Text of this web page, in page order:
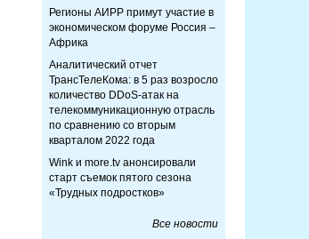
Регионы АИРР примут участие в
экономическом форуме Россия –
Африка
Аналитический отчет
ТрансТелеКома: в 5 раз возросло
количество DDoS-атак на
телекоммуникационную отрасль
по сравнению со вторым
кварталом 2022 года
Wink и more.tv анонсировали
старт съемок пятого сезона
«Трудных подростков»
Все новости